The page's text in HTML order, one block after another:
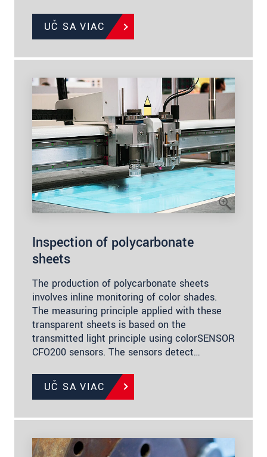
UČ SA VIAC
Inspection of polycarbonate
sheets
The production of polycarbonate sheets
involves inline monitoring of color shades.
The measuring principle applied with these
transparent sheets is based on the
transmitted light principle using colorSENSOR
CFO200 sensors. The sensors detect…
UČ SA VIAC